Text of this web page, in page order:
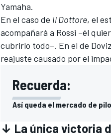
Yamaha.
En el caso de Il Dottore, el
acompañará a Rossi –él
cubrirlo todo–. En el de
reajuste causado por el
Recuerda:
Así queda el mercado de
↓ La única victoria